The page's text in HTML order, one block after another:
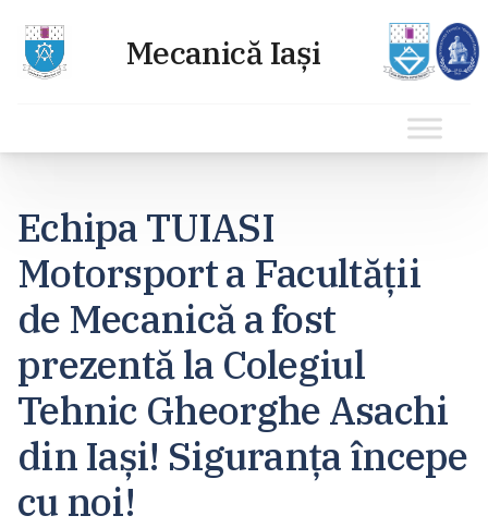
conținut
Echipa TUIASI
Motorsport a Facultății
de Mecanică a fost
prezentă la Colegiul
Tehnic Gheorghe Asachi
din Iași! Siguranța începe
cu noi!